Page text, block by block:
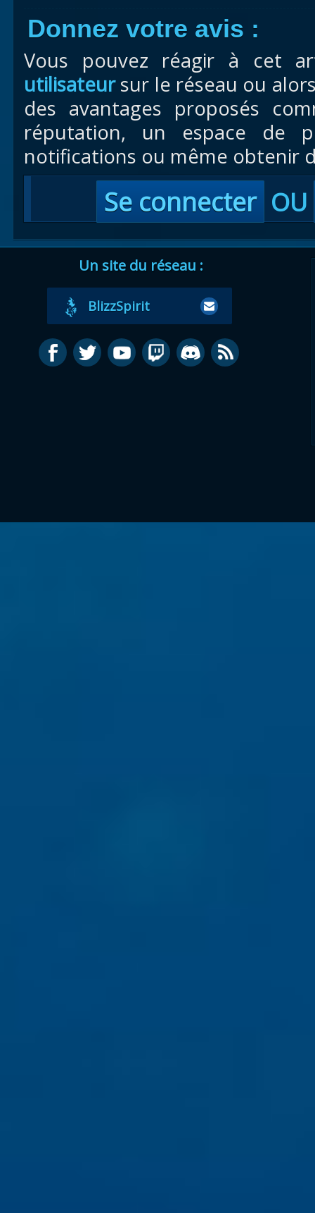
Donnez votre avis :
Vous pouvez réagir à cet
utilisateursur le réseau ou
des avantages proposés
réputation, un espace de
notifications ou même obtenir
Se connecter OU
Un site du réseau :
BlizzSpirit